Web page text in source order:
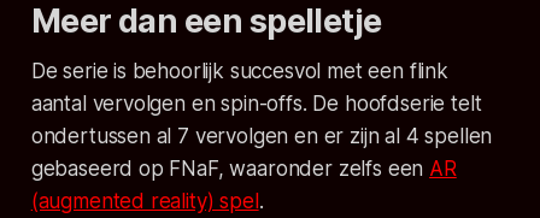
Meer dan een spelletje
De serie is behoorlijk succesvol met een flink
aantal vervolgen enspin-offs. De hoofdserie telt
ondertussen al 7 vervolgen en er zijn al 4 spellen
gebaseerd op FNaF, waaronder zelfs een AR
(augmented reality) spel .